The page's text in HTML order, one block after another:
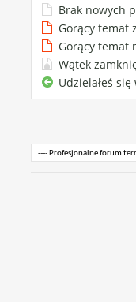
Brak nowych
Gorący temat
Gorący temat
Wątek
Udzielałeś